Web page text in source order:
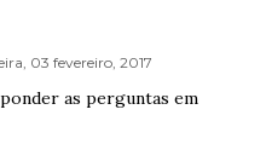
03 fevereiro, 2017
as perguntas em